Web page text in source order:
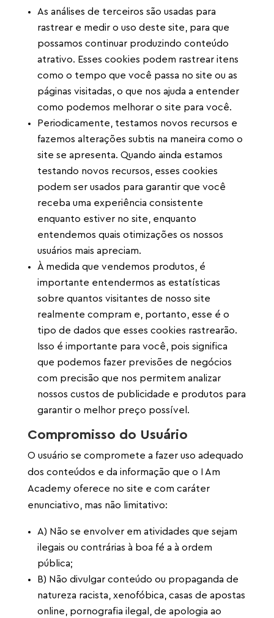
As análises de terceiros são usadas para
rastrear e medir o uso deste site, para que
possamos continuar produzindo conteúdo
atrativo. Esses cookies podem rastrear itens
como o tempo que você passa no site ou as
páginas visitadas, o que nos ajuda a entender
como podemos melhorar o site para você.
Periodicamente, testamos novos recursos e
fazemos alterações subtis na maneira como o
site se apresenta. Quando ainda estamos
testando novos recursos, esses cookies
podem ser usados ​​para garantir que você
receba uma experiência consistente
enquanto estiver no site, enquanto
entendemos quais otimizações os nossos
usuários mais apreciam.
À medida que vendemos produtos, é
importante entendermos as estatísticas
sobre quantos visitantes de nosso site
realmente compram e, portanto, esse é o
tipo de dados que esses cookies rastrearão.
Isso é importante para você, pois significa
que podemos fazer previsões de negócios
com precisão que nos permitem analizar
nossos custos de publicidade e produtos para
garantir o melhor preço possível.
Compromisso do Usuário
O usuário se compromete a fazer uso adequado
dos conteúdos e da informação que o I Am
Academy oferece no site e com caráter
enunciativo, mas não limitativo:
A) Não se envolver em atividades que sejam
ilegais ou contrárias à boa fé a à ordem
pública;
B) Não divulgar conteúdo ou propaganda de
natureza racista, xenofóbica, casas de apostas
online, pornografia ilegal, de apologia ao